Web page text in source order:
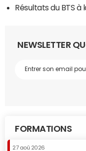
Résultats du BTS
NEWSLETTER
FORMATIONS
27 aoû 2026